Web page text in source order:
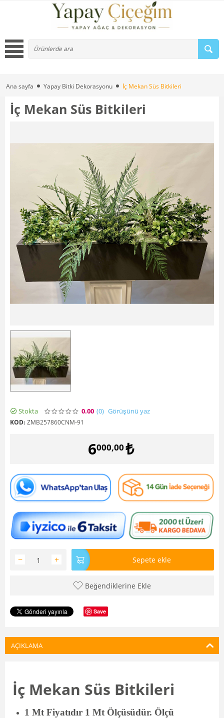
Ana sayfa Yapay Bitki Dekorasyonu İç Mekan Süs Bitkileri
İç Mekan Süs Bitkileri
Stokta 0.00 (0) Görüşünü yaz
KOD: ZMB257860CNM-91
6000,00₺
+
− Sepete ekle
Beğendiklerine Ekle
Save
AÇIKLAMA
İç Mekan Süs Bitkileri
1 Mt Fiyatıdır 1 Mt Ölçüsüdür. Ölçü